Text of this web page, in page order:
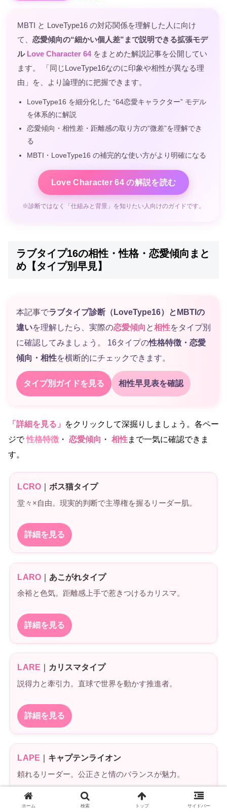
MBTI と LoveType16 の対応関係を理解した人に向け
て、 恋愛傾向の“細かい個人差”まで説明できる拡張モデ
ル Love Character 64をまとめた解説記事を公開してい
ます。 「同じLoveType16なのに印象や相性が異なる理
由」を、より論理的に把握できます。
LoveType16 を細分化した “64恋愛キャラクター” モデル
を体系的に解説
恋愛傾向・相性差・距離感の取り方の“微差”を理解でき
る
MBTI・LoveType16 の補完的な使い方がより明確になる
Love Character 64 の解説を読む
※診断ではなく「仕組みと背景」を知りたい人向けのガイドです。
ラブタイプ16の相性・性格・恋愛傾向まと
め【タイプ別早見】
本記事でラブタイプ診断（LoveType16）とMBTIの
違いを理解したら、実際の恋愛傾向 と相性をタイプ別
に確認してみましょう。 16タイプの性格特徴・恋愛
傾向・相性を横断的にチェックできます。
タイプ別ガイドを見る 相性早見表を確認
「詳細を見る」
をクリックして深掘りしましょう。各ペー
ジで性格特徴 ・ 恋愛傾向 ・ 相性まで一気に確認できま
す。
LCRO ｜ボス猫タイプ
堂々×自由。現実的判断で主導権を握るリーダー肌。
詳細を見る
LARO あこがれタイプ
余裕と色気。距離感上手で惹きつけるカリスマ。
詳細を見る
LARE カリスマタイプ
説得力と牽引力。直球で世界を動かす推進者。
詳細を見る
LAPE キャプテンライオン
頼れるリーダー。公正さと情のバランスが魅力。
詳細を見る
ホーム 検索 トップ サイドバー